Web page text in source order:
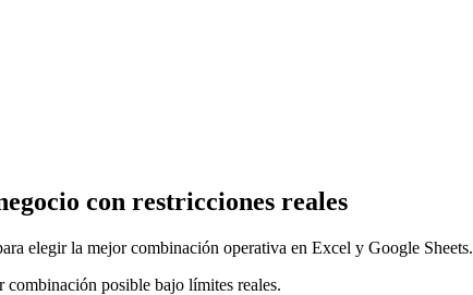
con restricciones reales
elegir la mejor combinación operativa en Excel y Google Sheets.
posible bajo límites reales.